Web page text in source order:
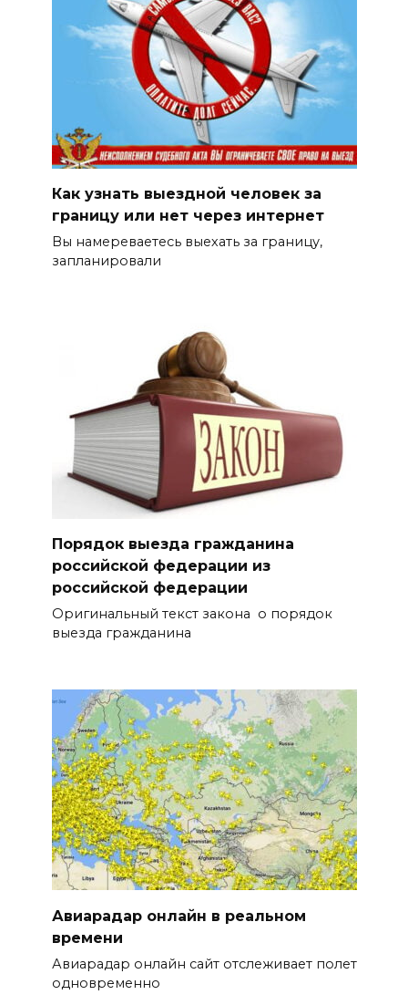
Как узнать выездной человек за
границу или нет через интернет
Вы намереваетесь выехать за границу,
запланировали
Порядок выезда гражданина
российской федерации из
российской федерации
Оригинальный текст закона о порядок
выезда гражданина
Авиарадар онлайн в реальном
времени
Авиарадар онлайн сайт отслеживает полет
одновременно